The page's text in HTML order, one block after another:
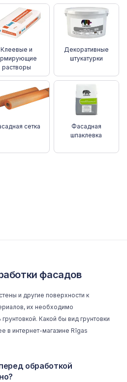
Клеевые и
растворы
Декоративные
штукатурки
сетка
Фасадная
шпаклевка
фасадов
и другие поверхности к
их необходимо
Какой бы вид грунтовки
в интернет-магазине Rīgas
обработкой